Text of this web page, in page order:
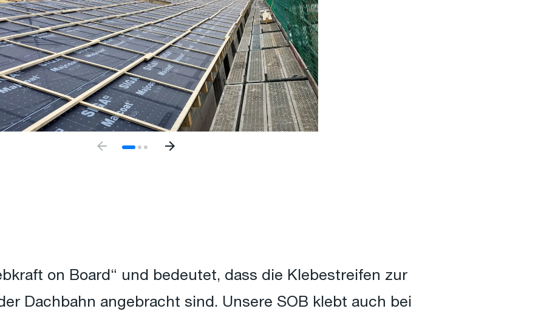
on Board“ und bedeutet, dass die Klebestreifen zur
Dachbahn angebracht sind. Unsere SOB klebt auch bei